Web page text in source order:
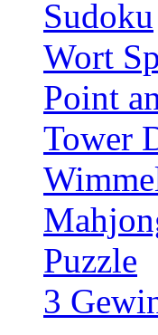
Sudoku
Wort
Point
Tower
Puzzle
3